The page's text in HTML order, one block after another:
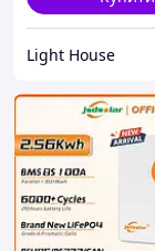
Light House